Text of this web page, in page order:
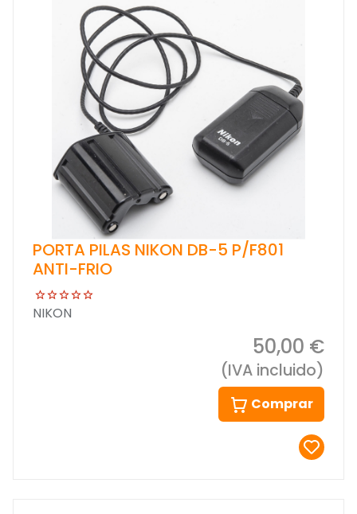
PORTA PILAS NIKON DB-5 P/F801
ANTI-FRIO
NIKON
50,00 €
(IVA incluido)
Comprar